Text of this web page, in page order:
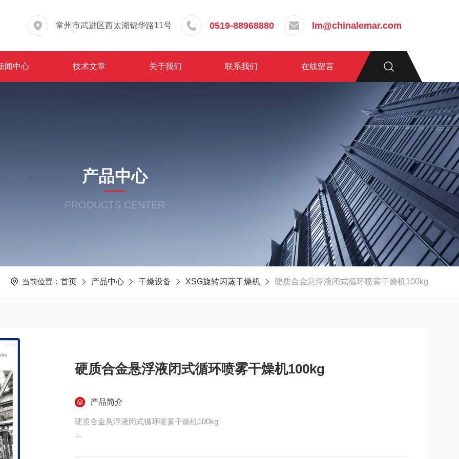
常州市武进区西太湖锦华路11号 0519-88968880 lm@chinalemar.com
闻中心 技术文章 关于我们 联系我们 在线留言
产品中心
PRODUCTS CENTER
当前位置： 首页 产品中心 干燥设备 XSG旋转闪蒸干燥机 硬质合金悬浮液闭式循环喷雾干燥机100kg
硬质合金悬浮液闭式循环喷雾干燥机100kg
产品简介
硬质合金悬浮液闭式循环喷雾干燥机100kg